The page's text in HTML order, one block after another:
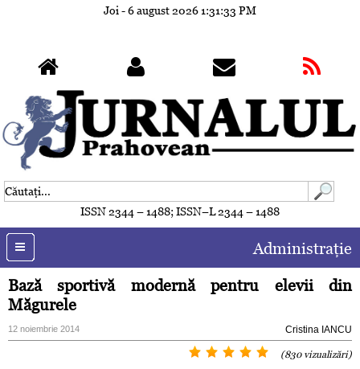
Joi - 6 august 20261:31:36 PM
ISSN 2344 – 1488; ISSN–L 2344 – 1488
Administraţie
Bază sportivă modernă pentru elevii din
Măgurele
12 noiembrie 2014 Cristina IANCU
(830 vizualizări)